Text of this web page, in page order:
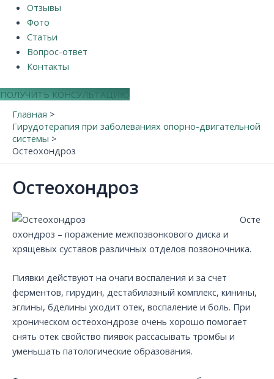
Отзывы
Фото
Статьи
Вопрос-ответ
Контакты
ПОЛУЧИТЬ КОНСУЛЬТАЦИЮ
Главная
Гирудотерапия при заболеваниях опорно-двигательной
системы
Остеохондроз
Остеохондроз
Осте
охондроз – поражение межпозвонкового диска и
хрящевых суставов различных отделов позвоночника.
Пиявки действуют на очаги воспаления и за счет
ферментов, гирудин, дестабилазный комплекс, кинины,
эглины, бделины уходит отек, воспаление и боль. При
хроническом остеохондрозе очень хорошо помогает
снять отек свойство пиявок рассасывать тромбы и
уменьшать патологические образования.